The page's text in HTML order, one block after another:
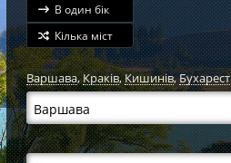
В один бік
Кілька міст
Варшава,Краків,Кишинів,Бухарест